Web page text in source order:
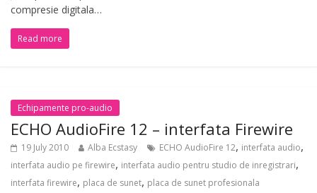
compresie digitala…
Read more
Echipamente pro-audio
ECHO AudioFire 12 – interfata Firewire
19 July 2010 Alba Ecstasy ECHO AudioFire 12, interfata audio,
interfata audio pe firewire, interfata audio pentru studio de inregistrari,
interfata firewire, placa de sunet, placa de sunet profesionala